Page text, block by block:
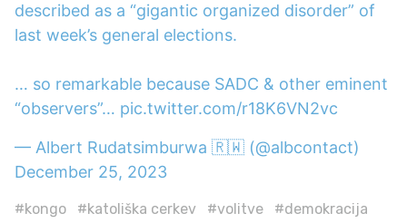
described as a “gigantic organized disorder” of
last week’s general elections.
… so remarkable because SADC & other eminent
“observers”… pic.twitter.com/r18K6VN2vc
— Albert Rudatsimburwa 🇷🇼 (@albcontact)
December 25, 2023
#kongo #katoliška cerkev #volitve #demokracija